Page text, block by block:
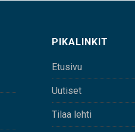
PIKALINKIT
Etusivu
Uutiset
Tilaa lehti